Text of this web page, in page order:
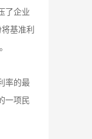
了企业
基准利
率的最
一项民